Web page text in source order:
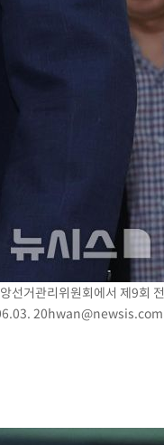
선거관리위원회에서 제9회 전
20hwan@newsis.com